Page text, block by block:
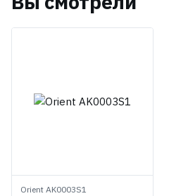
Orient AK0003S1